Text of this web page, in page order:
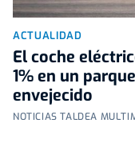
ACTUALIDAD
El coche
1% en un
envejecido
NOTICIAS TALDEA